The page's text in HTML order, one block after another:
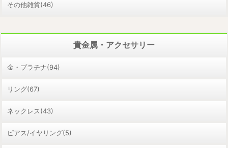
その他雑貨(46)
貴金属・アクセサリー
金・プラチナ(94)
リング(67)
ネックレス(43)
ピアス/イヤリング(5)